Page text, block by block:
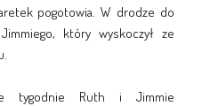
pogotowia. W drodze do
który wyskoczył ze
tygodnie Ruth i Jimmie